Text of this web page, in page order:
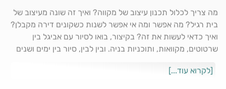
מה צריך לכלול תכנון עיצוב של מקווה? ואיך זה שונה מעיצוב של
בית רגיל? מה אפשר ומה אי אפשר לשנות כשקונים דירה מקבלן?
ואיך כדאי לעשות את זה? בקיצור, בואו לסיור עם אביגל בין
שרטוטים, מקוואות, ותוכניות בניה. ובין לבין, סיור בין ימים ושנים
[לקרוא עוד...]